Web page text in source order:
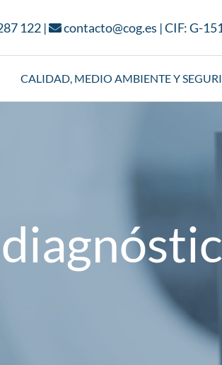
122 | contacto@cog.es | CIF: G-
CALIDAD, MEDIO AMBIENTE Y